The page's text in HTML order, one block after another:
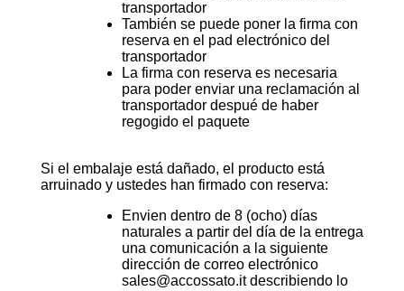
transportador
También se puede poner la firma con
reserva en el pad electrónico del
transportador
La firma con reserva es necesaria
para poder enviar una reclamación al
transportador despué de haber
regogido el paquete
Si el embalaje está dañado, el producto está
arruinado y ustedes han firmado con reserva:
Envien dentro de 8 (ocho) días
naturales a partir del día de la entrega
una comunicación a la siguiente
dirección de correo electrónico
sales@accossato.it describiendo lo